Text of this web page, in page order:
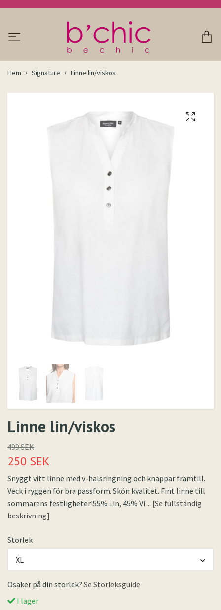
Hem Signature Linne lin/viskos
Linne lin/viskos
499 SEK
250 SEK
Snyggt vitt linne med v-halsringning och knappar framtill.
Veck i ryggen för bra passform. Skön kvalitet. Fint linne till
sommarens festligheter!55% Lin, 45% Vi ... [Se fullständig
beskrivning]
Storlek
XL
Osäker på din storlek? Se Storleksguide
I lager